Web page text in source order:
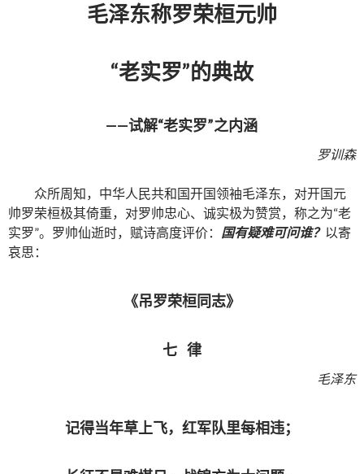
毛泽东称罗荣桓元帅
“老实罗”的典故
——试解“老实罗”之内涵
罗训森
众所周知，中华人民共和国开国领袖毛泽东，对开国元
帅罗荣桓极其倚重，对罗帅忠心、诚实极为赞赏，称之为“老
实罗”。罗帅仙逝时，赋诗高度评价： 国有疑难可问谁？ 以寄
哀思：
《吊罗荣桓同志》
七 律
毛泽东
记得当年草上飞，红军队里每相违；